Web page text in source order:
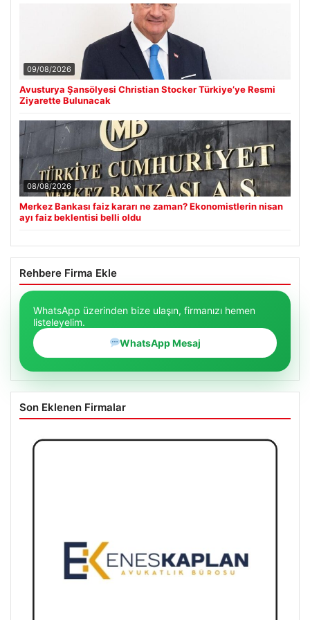
09/08/2026
Avusturya Şansölyesi Christian Stocker Türkiye’ye Resmi
Ziyarette Bulunacak
08/08/2026
Merkez Bankası faiz kararı ne zaman? Ekonomistlerin nisan
ayı faiz beklentisi belli oldu
Rehbere Firma Ekle
WhatsApp üzerinden bize ulaşın, firmanızı hemen
listeleyelim.
WhatsApp Mesaj
Son Eklenen Firmalar